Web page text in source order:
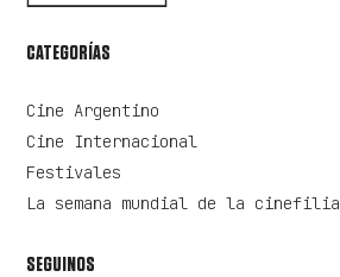
CATEGORÍAS
Cine Argentino
Cine Internacional
Festivales
La semana mundial de la cinefilia
SEGUINOS